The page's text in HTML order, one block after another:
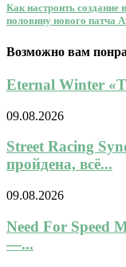
Как настроить создание
половину нового патча
Возможно вам
Eternal Winter
09.08.2026
Street Racing
пройдена, всё...
09.08.2026
Need For Speed
—...